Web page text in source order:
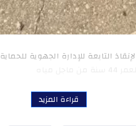
التابعة للإدارة الجهوية
قراءة المزيد